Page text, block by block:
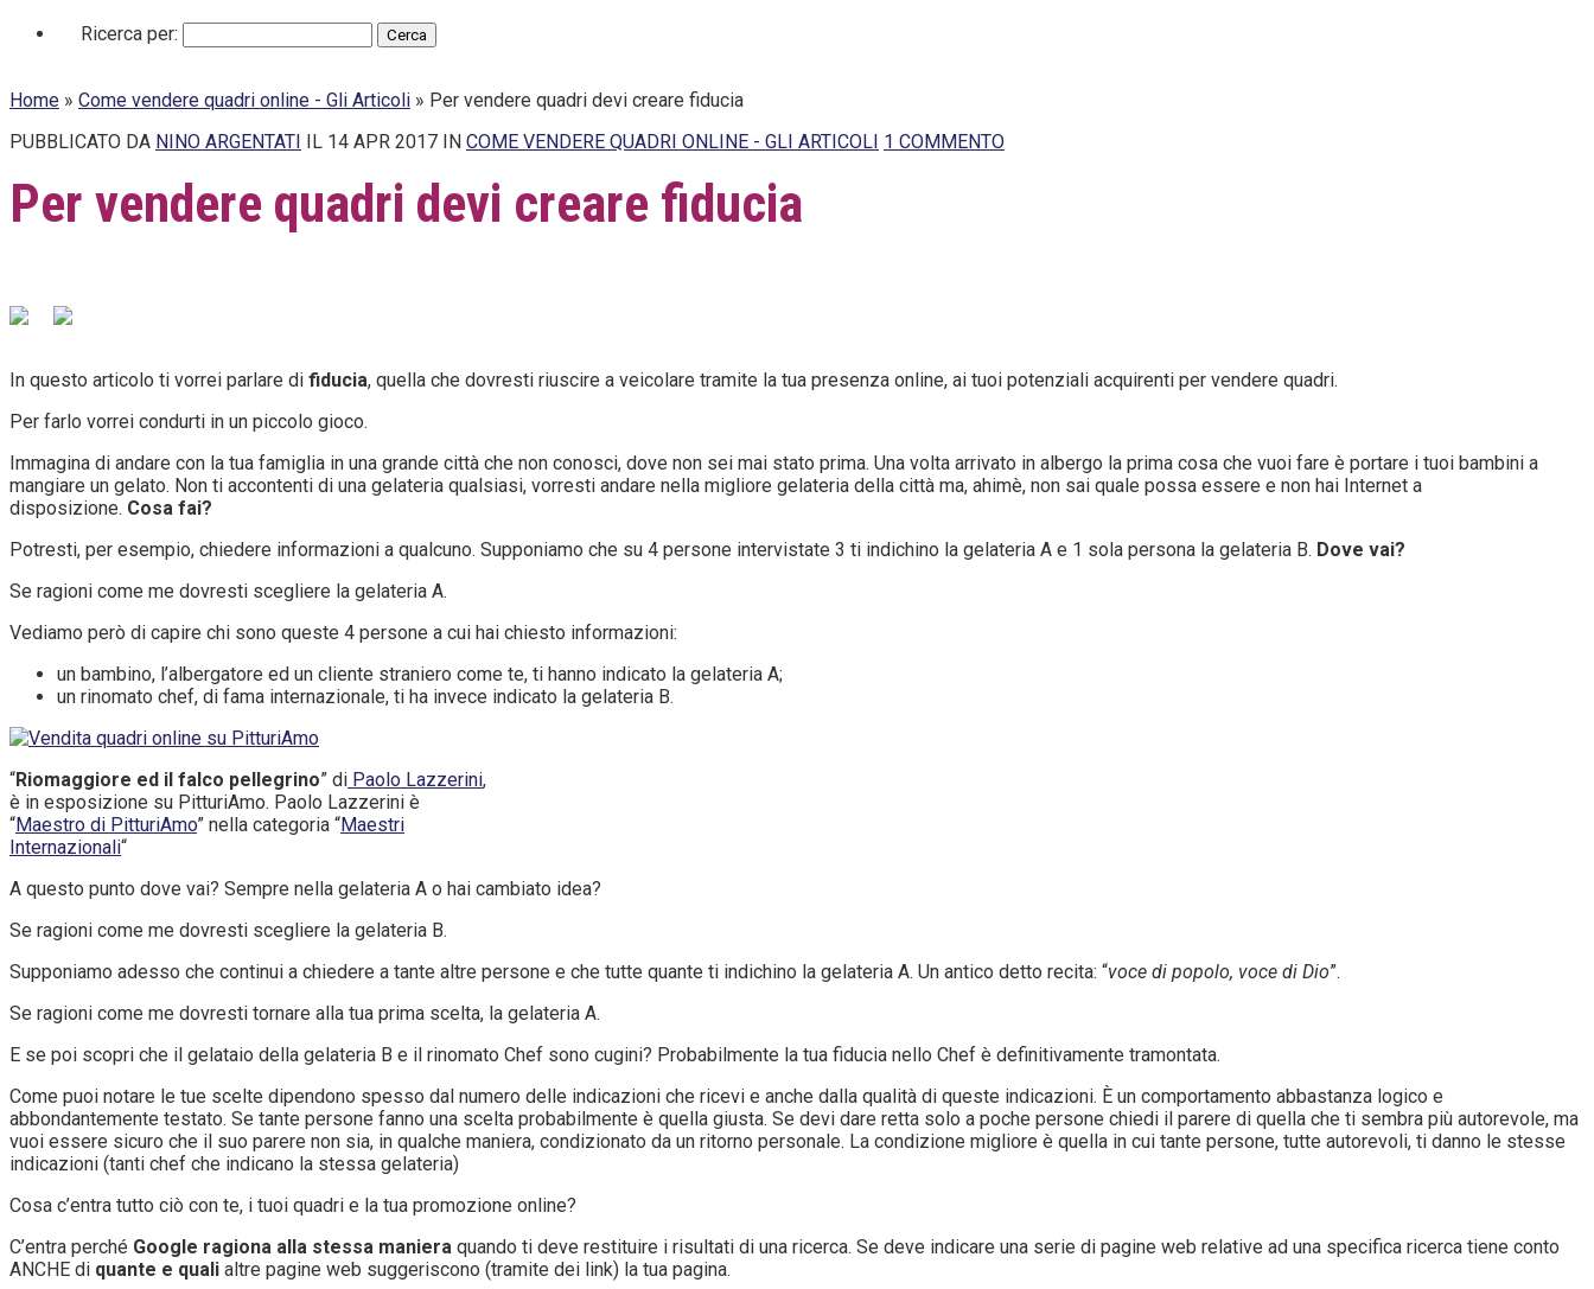
Ricerca per:
Home » Come vendere quadri online - Gli Articoli » Per vendere quadri devi creare fiducia
PUBBLICATO DA NINO ARGENTATI IL 14 APR 2017 IN COME VENDERE QUADRI ONLINE - GLI ARTICOLI 1 COMMENTO
Per vendere quadri devi creare fiducia
In questo articolo ti vorrei parlare di fiducia, quella che dovresti riuscire a veicolare tramite la tua presenza online, ai tuoi potenziali acquirenti per vendere quadri.
Per farlo vorrei condurti in un piccolo gioco.
Immagina di andare con la tua famiglia in una grande città che non conosci, dove non sei mai stato prima. Una volta arrivato in albergo la prima cosa che vuoi fare è portare i tuoi bambini a
mangiare un gelato. Non ti accontenti di una gelateria qualsiasi, vorresti andare nella migliore gelateria della città ma, ahimè, non sai quale possa essere e non hai Internet a
disposizione. Cosa fai?
Potresti, per esempio, chiedere informazioni a qualcuno. Supponiamo che su 4 persone intervistate 3 ti indichino la gelateria A e 1 sola persona la gelateria B. Dove vai?
Se ragioni come me dovresti scegliere la gelateria A.
Vediamo però di capire chi sono queste 4 persone a cui hai chiesto informazioni:
un bambino, l’albergatore ed un cliente straniero come te, ti hanno indicato la gelateria A;
un rinomato chef, di fama internazionale, ti ha invece indicato la gelateria B.
“Riomaggiore ed il falco pellegrino” di Paolo Lazzerini,
è in esposizione su PitturiAmo. Paolo Lazzerini è
“Maestro di PitturiAmo” nella categoria “Maestri
Internazionali“
A questo punto dove vai? Sempre nella gelateria A o hai cambiato idea?
Se ragioni come me dovresti scegliere la gelateria B.
Supponiamo adesso che continui a chiedere a tante altre persone e che tutte quante ti indichino la gelateria A. Un antico detto recita: “voce di popolo, voce di Dio”.
Se ragioni come me dovresti tornare alla tua prima scelta, la gelateria A.
E se poi scopri che il gelataio della gelateria B e il rinomato Chef sono cugini? Probabilmente la tua fiducia nello Chef è definitivamente tramontata.
Come puoi notare le tue scelte dipendono spesso dal numero delle indicazioni che ricevi e anche dalla qualità di queste indicazioni. È un comportamento abbastanza logico e
abbondantemente testato. Se tante persone fanno una scelta probabilmente è quella giusta. Se devi dare retta solo a poche persone chiedi il parere di quella che ti sembra più autorevole, ma
vuoi essere sicuro che il suo parere non sia, in qualche maniera, condizionato da un ritorno personale. La condizione migliore è quella in cui tante persone, tutte autorevoli, ti danno le stesse
indicazioni (tanti chef che indicano la stessa gelateria)
Cosa c’entra tutto ciò con te, i tuoi quadri e la tua promozione online?
C’entra perché Google ragiona alla stessa maniera quando ti deve restituire i risultati di una ricerca. Se deve indicare una serie di pagine web relative ad una specifica ricerca tiene conto
ANCHE di quante e quali altre pagine web suggeriscono (tramite dei link) la tua pagina.